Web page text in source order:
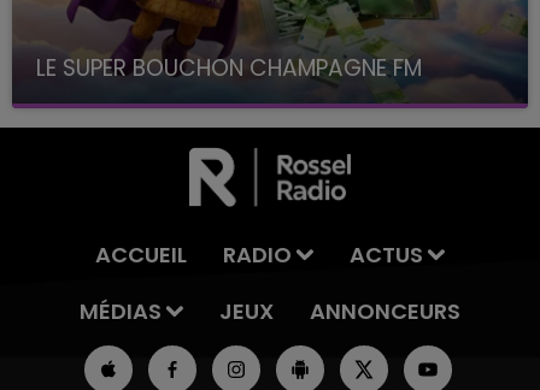
LE SUPER BOUCHON CHAMPAGNE FM
avec La Famille Champagne FM, à 8H10
ACCUEIL RADIO
ACTUS
MÉDIAS
JEUX ANNONCEURS